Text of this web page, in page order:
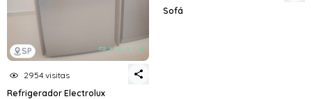
SP
2954 visitas
Refrigerador Electrolux
Sofá